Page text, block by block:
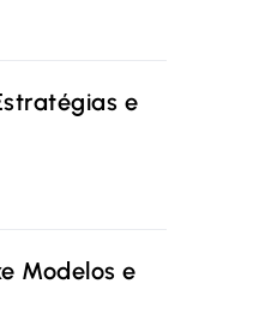
e
Modelos e